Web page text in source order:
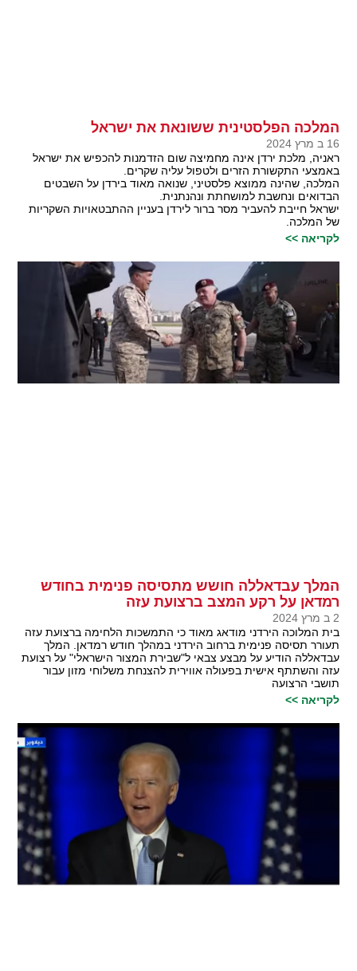
המלכה הפלסטינית ששונאת את ישראל
16 ב מרץ 2024
ראניה, מלכת ירדן אינה מחמיצה שום הזדמנות להכפיש את ישראל
באמצעי התקשורת הזרים ולטפול עליה שקרים.
המלכה, שהינה ממוצא פלסטיני, שנואה מאוד בירדן על השבטים
הבדואים ונחשבת למושחתת ונהנתנית.
ישראל חייבת להעביר מסר ברור לירדן בעניין ההתבטאויות השקריות
של המלכה.
לקריאה >>
המלך עבדאללה חושש מתסיסה פנימית בחודש
רמדאן על רקע המצב ברצועת עזה
2 ב מרץ 2024
בית המלוכה הירדני מודאג מאוד כי התמשכות הלחימה ברצועת עזה
תעורר תסיסה פנימית ברחוב הירדני במהלך חודש רמדאן. המלך
עבדאללה הודיע על מבצע צבאי ל"שבירת המצור הישראלי" על רצועת
עזה והשתתף אישית בפעולה אווירית להצנחת משלוחי מזון עבור
תושבי הרצועה
לקריאה >>